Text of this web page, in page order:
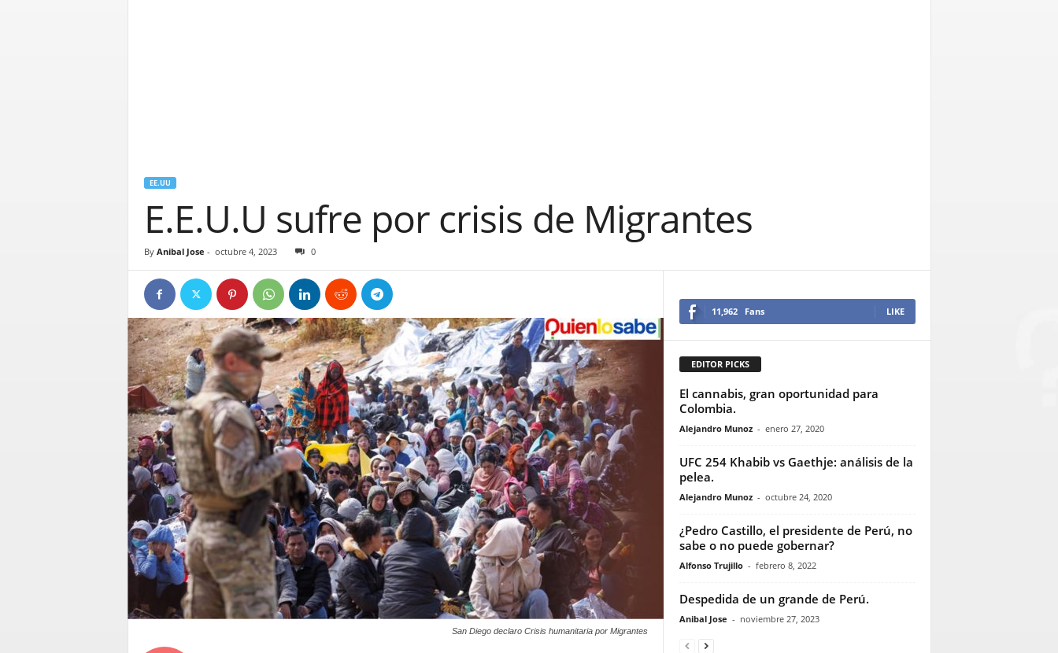
EE.UU
E.E.U.U sufre por crisis de Migrantes
By Anibal Jose - octubre 4, 2023 0
San Diego declaro Crisis humanitaria por Migrantes
11,962 Fans LIKE
EDITOR PICKS
El cannabis, gran oportunidad para
Colombia.
Alejandro Munoz - enero 27, 2020
UFC 254 Khabib vs Gaethje: análisis de la
pelea.
Alejandro Munoz - octubre 24, 2020
¿Pedro Castillo, el presidente de Perú, no
sabe o no puede gobernar?
Alfonso Trujillo - febrero 8, 2022
Despedida de un grande de Perú.
Anibal Jose - noviembre 27, 2023